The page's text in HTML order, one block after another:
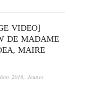
VIDEO]
DE MADAME
MAIRE
2016, Jeunes